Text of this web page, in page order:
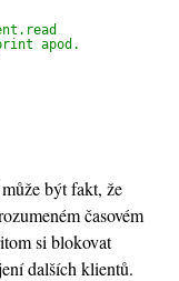
apod.
být fakt, že
časovém
si blokovat
dalších klientů.